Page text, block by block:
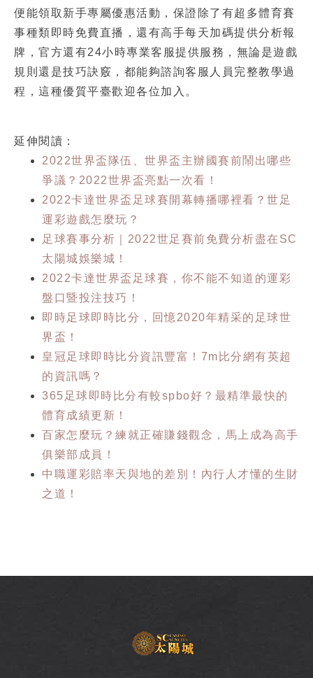
便能領取新手專屬優惠活動，保證除了有超多體育賽
事種類即時免費直播，還有高手每天加碼提供分析報
牌，官方還有24小時專業客服提供服務，無論是遊戲
規則還是技巧訣竅，都能夠諮詢客服人員完整教學過
程，這種優質平臺歡迎各位加入。
延伸閱讀：
2022世界盃隊伍、世界盃主辦國賽前鬧出哪些
爭議？2022世界盃亮點一次看！
2022卡達世界盃足球賽開幕轉播哪裡看？世足
運彩遊戲怎麼玩？
足球賽事分析｜2022世足賽前免費分析盡在SC
太陽城娛樂城！
2022卡達世界盃足球賽，你不能不知道的運彩
盤口暨投注技巧！
即時足球即時比分，回憶2020年精采的足球世
界盃！
皇冠足球即時比分資訊豐富！7m比分網有英超
的資訊嗎？
365足球即時比分有較spbo好？最精準最快的
體育成績更新！
百家怎麼玩？練就正確賺錢觀念，馬上成為高手
俱樂部成員！
中職運彩賠率天與地的差別！內行人才懂的生財
之道！